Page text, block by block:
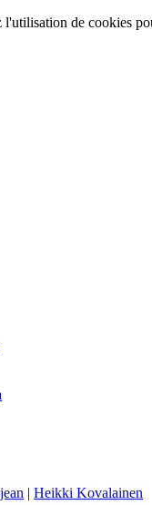
de cookies
| Heikki Kovalainen